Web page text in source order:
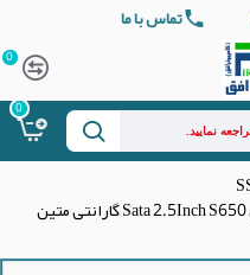
تماس با ما
0
0